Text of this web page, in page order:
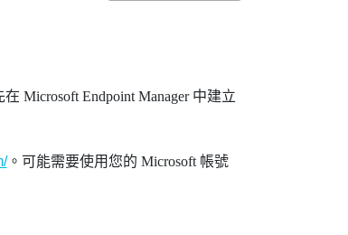
Microsoft Endpoint Manager 中建立
。可能需要使用您的 Microsoft 帳號